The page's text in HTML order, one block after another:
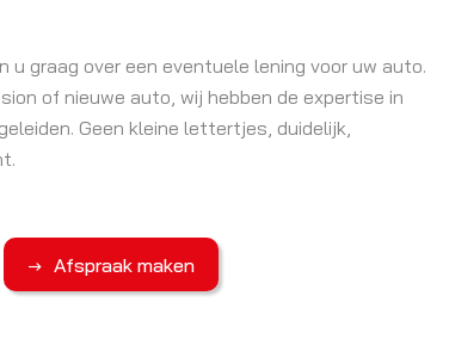
u graag over een eventuele lening voor uw auto.
of nieuwe auto, wij hebben de expertise in
Geen kleine lettertjes, duidelijk,
Afspraak maken